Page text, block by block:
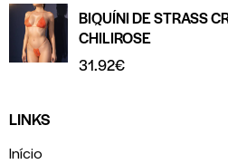
BIQUÍNI DE STRASS
CHILIROSE
31.92€
LINKS
Início